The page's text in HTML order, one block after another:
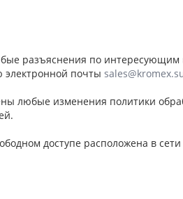
разъяснения по
почты
любые изменения политики
доступе расположена в